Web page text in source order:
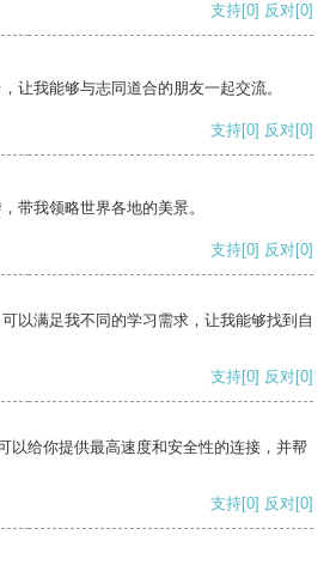
支持[0] 反对[0]
让我能够与志同道合的朋友一起交流。
支持[0] 反对[0]
带我领略世界各地的美景。
支持[0] 反对[0]
以满足我不同的学习需求，让我能够找到自
支持[0] 反对[0]
以给你提供最高速度和安全性的连接，并帮
支持[0] 反对[0]